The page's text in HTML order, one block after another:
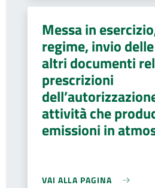
Messa in
regime, invio
altri documenti
prescrizioni
attività che
emissioni in
VAI ALLA PAGINA